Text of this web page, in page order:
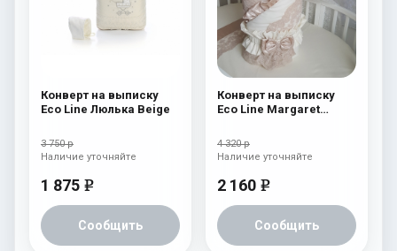
Конверт на выписку
Eco Line Люлька Beige
3 750 р
1 875 e
Сообщить
Наличие уточняйте
Конверт на выписку
Eco Line Margaret
4 320 р
2 160 e
Сообщить
Наличие уточняйте